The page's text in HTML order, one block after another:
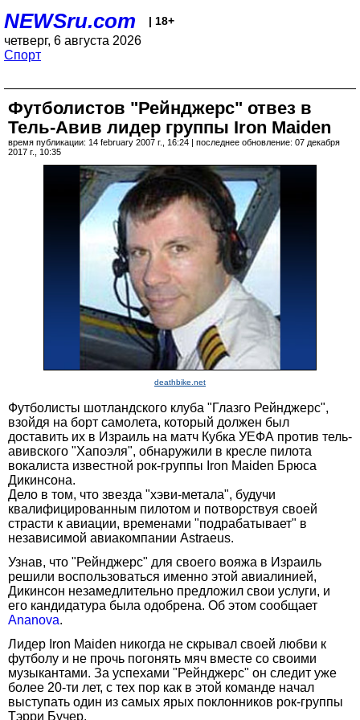
NEWSru.com | 18+
четверг, 6 августа 2026
Спорт
Футболистов "Рейнджерс" отвез в
Тель-Авив лидер группы Iron Maiden
время публикации: 14 february 2007 г., 16:24 | последнее обновление: 07 декабря
2017 г., 10:35
deathbike.net
Футболисты шотландского клуба "Глазго Рейнджерс",
взойдя на борт самолета, который должен был
доставить их в Израиль на матч Кубка УЕФА против тель-
авивского "Хапоэля", обнаружили в кресле пилота
вокалиста известной рок-группы Iron Maiden Брюса
Дикинсона.
Дело в том, что звезда "хэви-метала", будучи
квалифицированным пилотом и потворствуя своей
страсти к авиации, временами "подрабатывает" в
независимой авиакомпании Astraeus.
Узнав, что "Рейнджерс" для своего вояжа в Израиль
решили воспользоваться именно этой авиалинией,
Дикинсон незамедлительно предложил свои услуги, и
его кандидатура была одобрена. Об этом сообщает
Ananova.
Лидер Iron Maiden никогда не скрывал своей любви к
футболу и не прочь погонять мяч вместе со своими
музыкантами. За успехами "Рейнджерс" он следит уже
более 20-ти лет, с тех пор как в этой команде начал
выступать один из самых ярых поклонников рок-группы
Тэрри Бучер.